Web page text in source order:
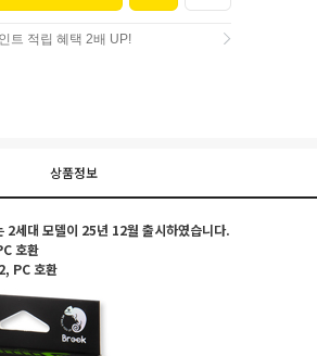
트 적립 혜택 2배 UP!
상품정보
세대 모델이 25년 12월 출시하였습니다.
호환
PC 호환